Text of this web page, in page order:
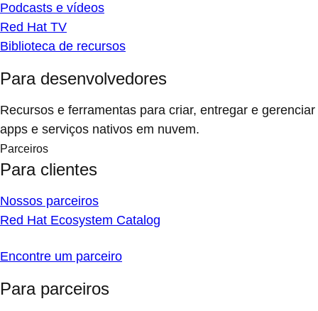
Podcasts e vídeos
Red Hat TV
Biblioteca de recursos
Para desenvolvedores
Recursos e ferramentas para criar, entregar e gerenciar
apps e serviços nativos em nuvem.
Parceiros
Para clientes
Nossos parceiros
Red Hat Ecosystem Catalog
Encontre um parceiro
Para parceiros